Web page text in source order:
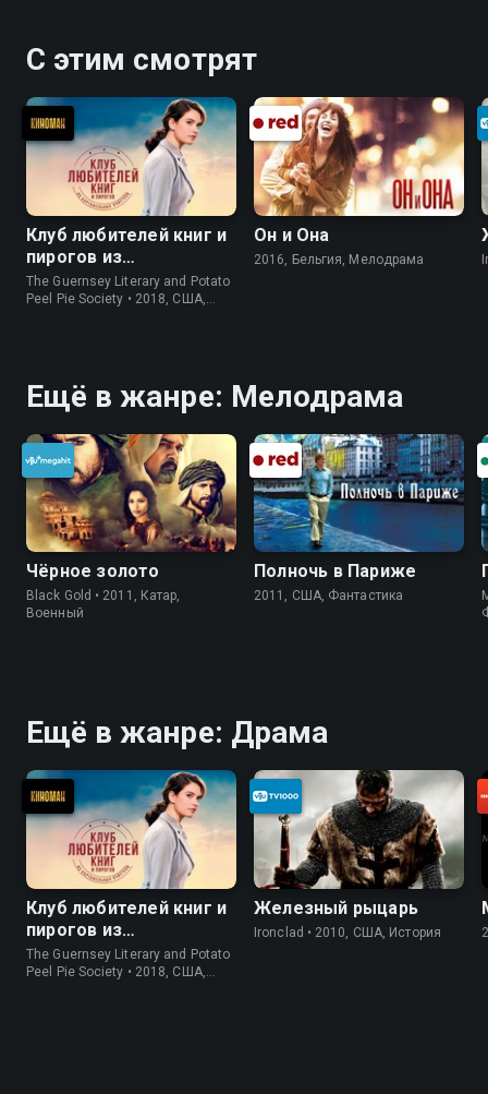
С этим смотрят
Клуб любителей книг и
пирогов из
картофельных
очистков
The Guernsey Literary and Potato
Peel Pie Society • 2018, США,
Он и Она
2016, Бельгия, Мелодрама
Ещё в жанре: Мелодрама
Чёрное золото
Black Gold • 2011, Катар,
Военный
Полночь в Париже
2011, США, Фантастика
Ещё в жанре: Драма
Клуб любителей книг и
пирогов из
картофельных
очистков
The Guernsey Literary and Potato
Peel Pie Society • 2018, США,
Железный рыцарь
Ironclad • 2010, США, История